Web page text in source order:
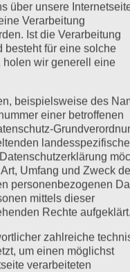
für die
...
über unsere
Verarbeitung
Ist die Verarbeitung
besteht für eine solche
holen wir generell eine
beispielsweise des
einer betroffenen
Umfang und Zweck
personenbezogenen
mittels dieser
Rechte aufgeklärt.
zahlreiche
um einen möglichst
verarbeiteten